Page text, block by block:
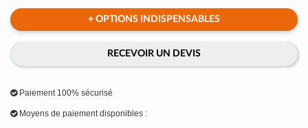
+ OPTIONS INDISPENSABLES
RECEVOIR UN DEVIS
Paiement 100% sécurisé
Moyens de paiement disponibles :